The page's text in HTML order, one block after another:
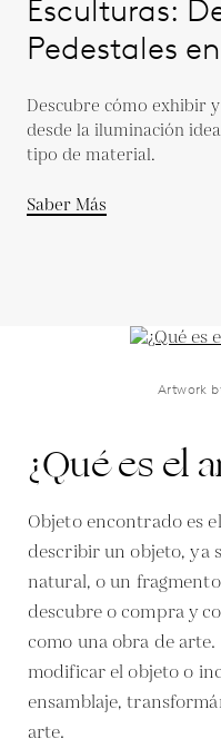
Esculturas:
Pedestales
Descubre cómo exhibir
desde la iluminación
tipo de material.
Saber Más
Artwork
¿Qué es el
Objeto encontrado es
describir un objeto, ya
natural, o un
descubre o compra y
como una obra de
modificar el objeto o
ensamblaje,
arte.